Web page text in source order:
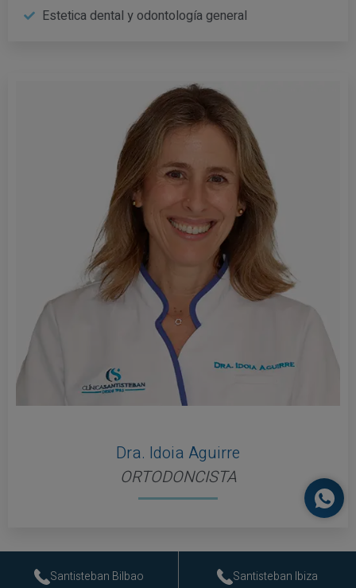
Estetica dental y odontología general
Dra. Idoia Aguirre
ORTODONCISTA
Santisteban Bilbao Santisteban Ibiza